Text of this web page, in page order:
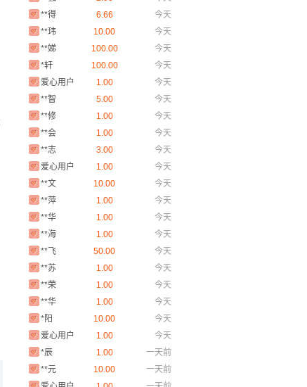
**得
6.66
今天
**玮
10.00
今天
**娣
100.00
今天
*轩
100.00
今天
爱心用户
1.00
今天
**智
5.00
今天
**修
1.00
今天
**会
1.00
今天
**志
3.00
今天
爱心用户
1.00
今天
**文
10.00
今天
**萍
1.00
今天
**华
1.00
今天
**海
1.00
今天
**飞
50.00
今天
**苏
1.00
今天
**荣
1.00
今天
**华
1.00
今天
*阳
10.00
今天
爱心用户
1.00
今天
*辰
1.00
一天前
**元
10.00
一天前
爱心用户
1.00
一天前